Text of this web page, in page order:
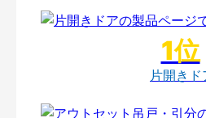
片開きド